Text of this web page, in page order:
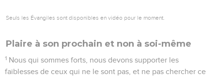
Seuls les Évangiles sont disponibles en vidéo pour le moment.
Plaire à son prochain et non à soi-même
1 Nous qui sommes forts, nous devons supporter les
faiblesses de ceux qui ne le sont pas, et ne pas chercher ce